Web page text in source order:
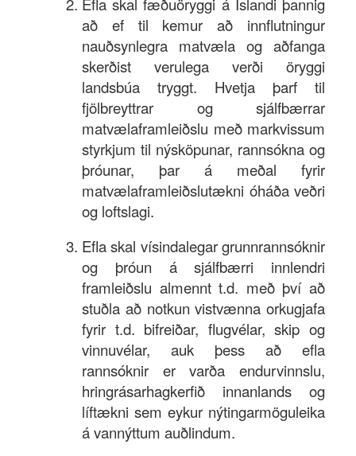
að ef til kemur að innflutningur
nauðsynlegra matvæla og aðfanga
skerðist verulega verði öryggi
landsbúa tryggt. Hvetja þarf til
fjölbreyttrar og sjálfbærrar
matvælaframleiðslu með markvissum
styrkjum til nýsköpunar, rannsókna og
þróunar, þar á meðal fyrir
matvælaframleiðslutækni óháða veðri
og loftslagi.
Efla skal vísindalegar grunnrannsóknir
og þróun á sjálfbærri innlendri
framleiðslu almennt t.d. með því að
stuðla að notkun vistvænna orkugjafa
fyrir t.d. bifreiðar, flugvélar, skip og
vinnuvélar, auk þess að efla
rannsóknir er varða endurvinnslu,
hringrásarhagkerfið innanlands og
líftækni sem eykur nýtingarmöguleika
á vannýttum auðlindum.